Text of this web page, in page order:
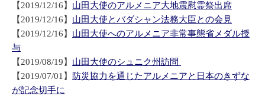
【2019/12/16】 山田大使のアルメニア大地震慰霊祭出席
【2019/12/16】 山田大使とバダシャン法務大臣との会見
【2019/12/16】 山田大使へのアルメニア非常事態省メダル授
与
【2019/08/19】 山田大使のシュニク州訪問
【2019/07/01】
防災協力を通じたアルメニアと日本のきずな
が記念切手に